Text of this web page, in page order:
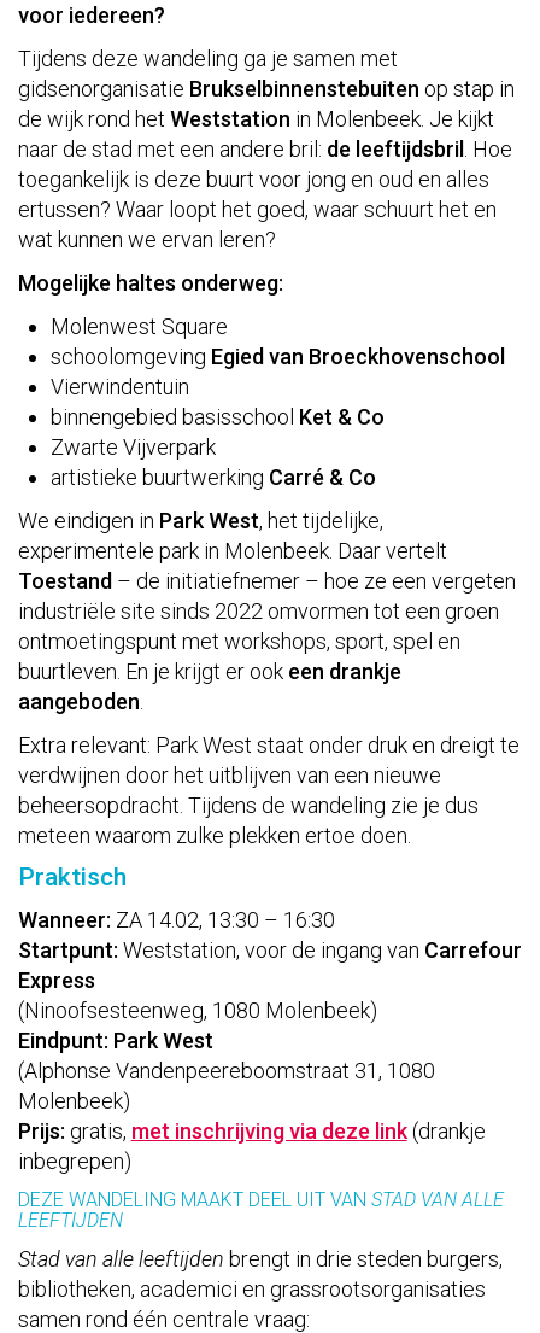
voor iedereen?
Tijdens deze wandeling ga je samen met
gidsenorganisatie Brukselbinnenstebuiten op stap in
de wijk rond het Weststation in Molenbeek. Je kijkt
naar de stad met een andere bril: de leeftijdsbril. Hoe
toegankelijk is deze buurt voor jong en oud en alles
ertussen? Waar loopt het goed, waar schuurt het en
wat kunnen we ervan leren?
Mogelijke haltes onderweg:
Molenwest Square
schoolomgeving Egied van Broeckhovenschool
Vierwindentuin
binnengebied basisschool Ket & Co
Zwarte Vijverpark
artistieke buurtwerking Carré & Co
We eindigen in Park West, het tijdelijke,
experimentele park in Molenbeek. Daar vertelt
Toestand– de initiatiefnemer – hoe ze een vergeten
industriële site sinds 2022 omvormen tot een groen
ontmoetingspunt met workshops, sport, spel en
buurtleven. En je krijgt er ook een drankje
aangeboden
Extra relevant: Park West staat onder druk en dreigt te
verdwijnen door het uitblijven van een nieuwe
beheersopdracht. Tijdens de wandeling zie je dus
meteen waarom zulke plekken ertoe doen.
Praktisch
Wanneer: ZA 14.02, 13:30 – 16:30
Startpunt: Weststation, voor de ingang van Carrefour
Express
(Ninoofsesteenweg, 1080 Molenbeek)
Eindpunt: Park West
(Alphonse Vandenpeereboomstraat 31, 1080
Molenbeek)
Prijs: gratis, met inschrijving via deze link(drankje
inbegrepen)
DEZE WANDELING MAAKT DEEL UIT VAN STAD VAN ALLE
LEEFTIJDEN
Stad van alle leeftijden brengt in drie steden burgers,
bibliotheken, academici en grassrootsorganisaties
samen rond één centrale vraag: